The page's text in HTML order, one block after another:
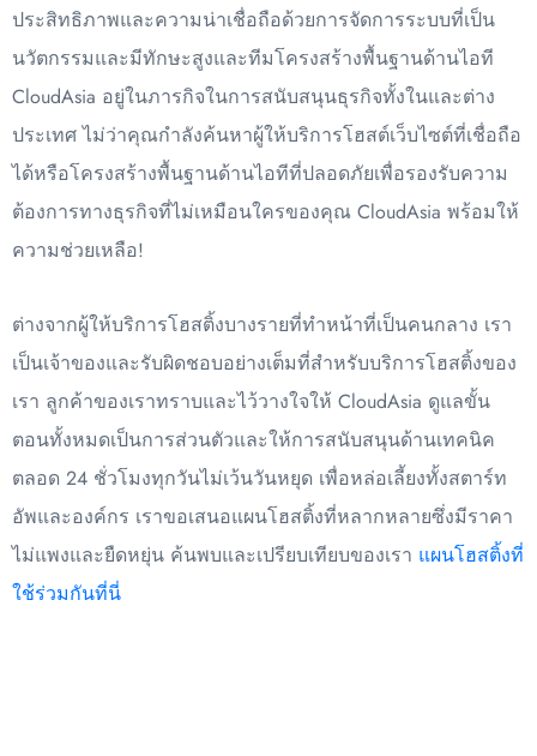
ประสิทธิภาพและความน่าเชื่อถือด้วยการจัดการระบบที่เป็น
นวัตกรรมและมีทักษะสูงและทีมโครงสร้างพื้นฐานด้านไอที
CloudAsia อยู่ในภารกิจในการสนับสนุนธุรกิจทั้งในและต่าง
ประเทศ ไม่ว่าคุณกำลังค้นหาผู้ให้บริการโฮสต์เว็บไซต์ที่เชื่อถือ
ได้หรือโครงสร้างพื้นฐานด้านไอทีที่ปลอดภัยเพื่อรองรับความ
ต้องการทางธุรกิจที่ไม่เหมือนใครของคุณ CloudAsia พร้อมให้
ความช่วยเหลือ!
ต่างจากผู้ให้บริการโฮสติ้งบางรายที่ทำหน้าที่เป็นคนกลาง เรา
เป็นเจ้าของและรับผิดชอบอย่างเต็มที่สำหรับบริการโฮสติ้งของ
เรา ลูกค้าของเราทราบและไว้วางใจให้ CloudAsia ดูแลขั้น
ตอนทั้งหมดเป็นการส่วนตัวและให้การสนับสนุนด้านเทคนิค
ตลอด 24 ชั่วโมงทุกวันไม่เว้นวันหยุด เพื่อหล่อเลี้ยงทั้งสตาร์ท
อัพและองค์กร เราขอเสนอแผนโฮสติ้งที่หลากหลายซึ่งมีราคา
ไม่แพงและยืดหยุ่น ค้นพบและเปรียบเทียบของเรา แผนโฮสติ้งที่
ใช้ร่วมกันที่นี่